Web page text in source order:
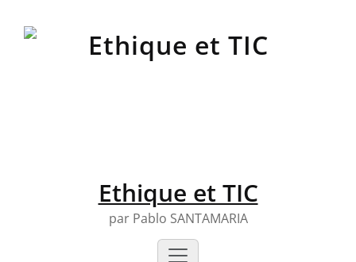
Ethique et TIC
par Pablo SANTAMARIA